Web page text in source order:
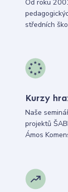
Od roku
středních
Kurzy
Naše
projektů
Ámos